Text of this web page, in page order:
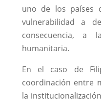
uno de los países
vulnerabilidad a
consecuencia, a
humanitaria.
En el caso de
coordinación entre
la